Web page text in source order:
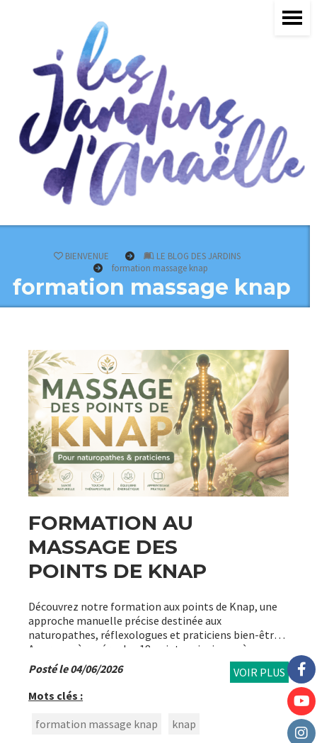
BIENVENUE
LE BLOG DES JARDINS
formation massage knap
formation massage knap
FORMATION AU
MASSAGE DES
POINTS DE KNAP
Découvrez notre formation aux points de Knap, une
approche manuelle précise destinée aux
naturopathes, réflexologues et praticiens bien-être.
Apprenez à repérer les 18 points principaux, à
intégrer les 15 points complémentaires et à
développer un toucher
Posté le 04/06/2026
VOIR PLUS
Mots clés :
formation massage knap
knap